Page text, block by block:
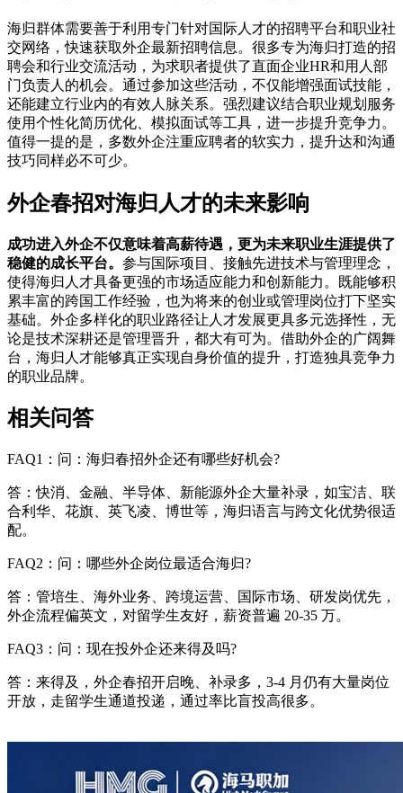
海归群体需要善于利用专门针对国际人才的招聘平台和职业社
交网络，快速获取外企最新招聘信息。很多专为海归打造的招
聘会和行业交流活动，为求职者提供了直面企业HR和用人部
门负责人的机会。通过参加这些活动，不仅能增强面试技能，
还能建立行业内的有效人脉关系。强烈建议结合职业规划服务
使用个性化简历优化、模拟面试等工具，进一步提升竞争力。
值得一提的是，多数外企注重应聘者的软实力，提升达和沟通
技巧同样必不可少。
外企春招对海归人才的未来影响
成功进入外企不仅意味着高薪待遇，更为未来职业生涯提供了
稳健的成长平台。 参与国际项目、接触先进技术与管理理念，
使得海归人才具备更强的市场适应能力和创新能力。既能够积
累丰富的跨国工作经验，也为将来的创业或管理岗位打下坚实
基础。外企多样化的职业路径让人才发展更具多元选择性，无
论是技术深耕还是管理晋升，都大有可为。借助外企的广阔舞
台，海归人才能够真正实现自身价值的提升，打造独具竞争力
的职业品牌。
相关问答
FAQ1：问：海归春招外企还有哪些好机会?
答：快消、金融、半导体、新能源外企大量补录，如宝洁、联
合利华、花旗、英飞凌、博世等，海归语言与跨文化优势很适
配。
FAQ2：问：哪些外企岗位最适合海归?
答：管培生、海外业务、跨境运营、国际市场、研发岗优先，
外企流程偏英文，对留学生友好，薪资普遍 20-35 万。
FAQ3：问：现在投外企还来得及吗?
答：来得及，外企春招开启晚、补录多，3-4 月仍有大量岗位
开放，走留学生通道投递，通过率比盲投高很多。